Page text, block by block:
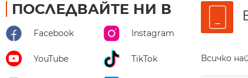
ПОСЛЕДВАЙТЕ НИ В
Facebook Instagram
YouTube TikTok Всичко